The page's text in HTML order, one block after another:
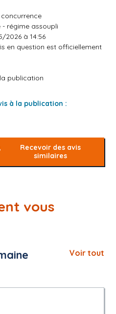
- régime assoupli
2026 à 14:56
en question est officiellement
publication
à la publication :
Recevoir des avis
similaires
vous
Voir tout